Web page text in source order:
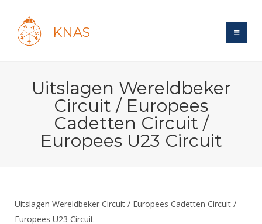
KNAS
Recent posts
Maandelijks archief
Bond
Beleid
Reglementen
Ledencijfers
Schermen
Breedtesport
Veteranen
Topsport
Spreekbeurtpakket
Uitslagen Wereldbeker
Circuit / Europees
Cadetten Circuit /
Europees U23 Circuit
Uitslagen Wereldbeker Circuit / Europees Cadetten Circuit /
Europees U23 Circuit